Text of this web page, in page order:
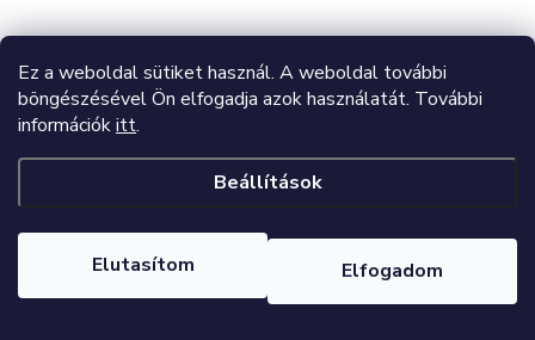
Ez a weboldal sütiket használ. A weboldal további
böngészésével Ön elfogadja azok használatát. További
információkitt.
Beállítások
Elutasítom Elfogadom
L